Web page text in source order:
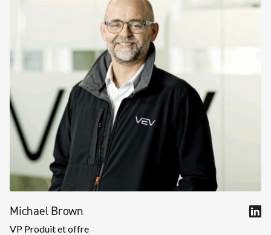
Michael Brown
VP Produit et offre